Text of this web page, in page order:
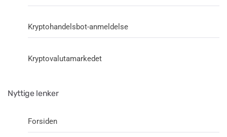
Kryptohandelsbot-anmeldelse
Kryptovalutamarkedet
Nyttige lenker
Forsiden